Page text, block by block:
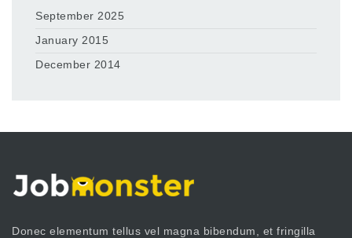
September 2025
January 2015
December 2014
Donec elementum tellus vel magna bibendum, et fringilla